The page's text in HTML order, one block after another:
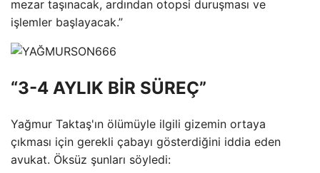
mezar taşınacak, ardından otopsi duruşması ve
işlemler başlayacak.”
“3-4 AYLIK BİR SÜREÇ”
Yağmur Taktaş'ın ölümüyle ilgili gizemin ortaya
çıkması için gerekli çabayı gösterdiğini iddia eden
avukat. Öksüz şunları söyledi: